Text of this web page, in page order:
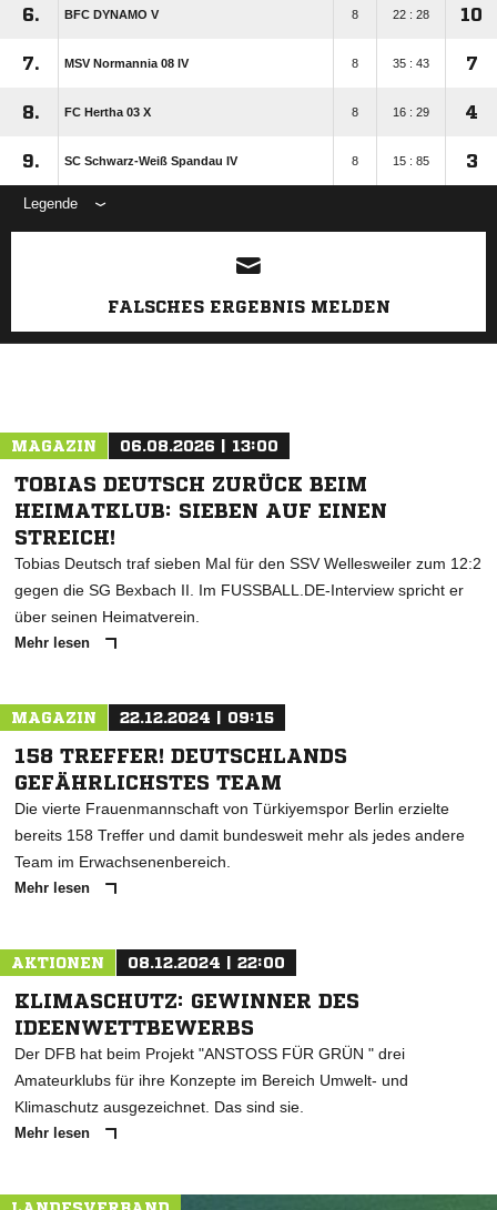
6. BFC DYNAMO V 8 22 : 28 10
7. MSV Normannia 08 IV 8 35 : 43 7
8. FC Hertha 03 X 8 16 : 29 4
9. SC Schwarz-Weiß Spandau IV 8 15 : 85 3
Legende
ANZEIGE
FALSCHES ERGEBNIS MELDEN
MAGAZIN 06.08.2026 | 13:00
TOBIAS DEUTSCH ZURÜCK BEIM
HEIMATKLUB: SIEBEN AUF EINEN
STREICH!
Tobias Deutsch traf sieben Mal für den SSV Wellesweiler zum 12:2
gegen die SG Bexbach II. Im FUSSBALL.DE-Interview spricht er
über seinen Heimatverein.
Mehr lesen
MAGAZIN 22.12.2024 | 09:15
158 TREFFER! DEUTSCHLANDS
GEFÄHRLICHSTES TEAM
Die vierte Frauenmannschaft von Türkiyemspor Berlin erzielte
bereits 158 Treffer und damit bundesweit mehr als jedes andere
Team im Erwachsenenbereich.
Mehr lesen
AKTIONEN 08.12.2024 | 22:00
KLIMASCHUTZ: GEWINNER DES
IDEENWETTBEWERBS
Der DFB hat beim Projekt "ANSTOSS FÜR GRÜN " drei
Amateurklubs für ihre Konzepte im Bereich Umwelt- und
Klimaschutz ausgezeichnet. Das sind sie.
Mehr lesen